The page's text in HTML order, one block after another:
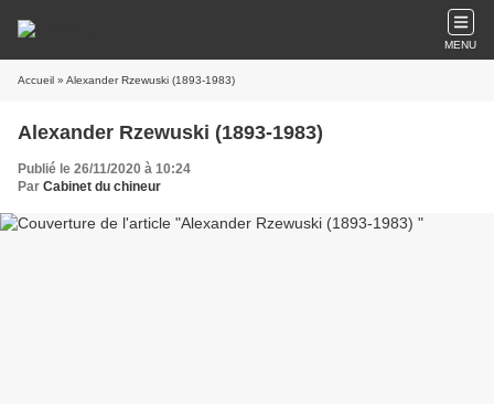
MENU
Accueil » Alexander Rzewuski (1893-1983)
Alexander Rzewuski (1893-1983)
Publié le 26/11/2020 à 10:24
Par Cabinet du chineur